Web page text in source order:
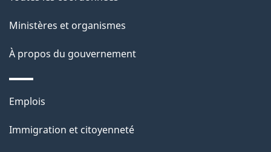
p
a
g
e
Ministères et organismes
À propos du gouvernement
Thèmes
sujets
Emplois
Immigration et citoyenneté